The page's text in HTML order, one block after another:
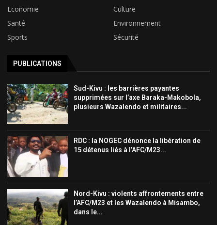
Economie
Culture
Santé
Environnement
Sports
Sécurité
PUBLICATIONS
Sud-Kivu : les barrières payantes
supprimées sur l’axe Baraka-Makobola,
plusieurs Wazalendo et militaires...
RDC : la NOGEC dénonce la libération de
15 détenus liés à l’AFC/M23...
Nord-Kivu : violents affrontements entre
l’AFC/M23 et les Wazalendo à Misambo,
dans le...